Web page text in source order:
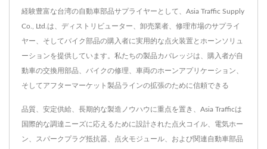
経験豊富な台湾の自動車部品サプライヤーとして、Asia Traffic Supply
Co., Ltd.は、ディストリビューター、卸売業者、修理市場のサプライ
ヤー、そしてバイク部品の購入者に実用的な点火装置とホーンソリュ
ーションを提供しています。私たちの製品カバレッジは、購入者が自
動車の交換用部品、バイクの修理、車両のホーンアプリケーション、
そしてアフターマーケット製品ラインの拡張のために信頼できる
品質、安定供給、長期的な製造ノウハウに重点を置き、Asia Trafficは
国際的な調達ニーズに応えるために設計された点火コイル、電気ホー
ン、スパークプラグ抵抗器、点火モジュール、および関連自動車部品